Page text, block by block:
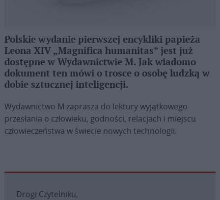
Polskie wydanie pierwszej encykliki papieża
Leona XIV „Magnifica humanitas” jest już
dostępne w Wydawnictwie M. Jak wiadomo
dokument ten mówi o trosce o osobę ludzką w
dobie sztucznej inteligencji.
Wydawnictwo M zaprasza do lektury wyjątkowego
przesłania o człowieku, godności, relacjach i miejscu
człowieczeństwa w świecie nowych technologii.
Drogi Czytelniku,